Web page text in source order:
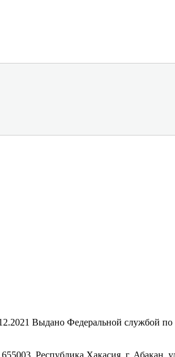
Выдано Федеральной службой по
Республика Хакасия, г. Абакан,